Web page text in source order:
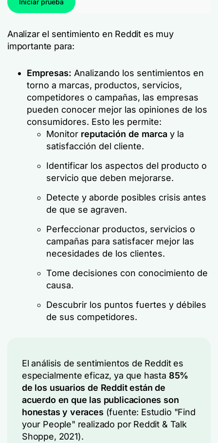
Iniciar prueba
Analizar el sentimiento en Reddit es muy
importante para:
Empresas: Analizando los sentimientos en
torno a marcas, productos, servicios,
competidores o campañas, las empresas
pueden conocer mejor las opiniones de los
consumidores. Esto les permite:
Monitor reputación de marca y la
satisfacción del cliente.
Identificar los aspectos del producto o
servicio que deben mejorarse.
Detecte y aborde posibles crisis antes
de que se agraven.
Perfeccionar productos, servicios o
campañas para satisfacer mejor las
necesidades de los clientes.
Tome decisiones con conocimiento de
causa.
Descubrir los puntos fuertes y débiles
de sus competidores.
El análisis de sentimientos de Reddit es
especialmente eficaz, ya que hasta 85%
de los usuarios de Reddit están de
acuerdo en que las publicaciones son
honestas y veraces (fuente: Estudio "Find
your People" realizado por Reddit & Talk
Shoppe, 2021).